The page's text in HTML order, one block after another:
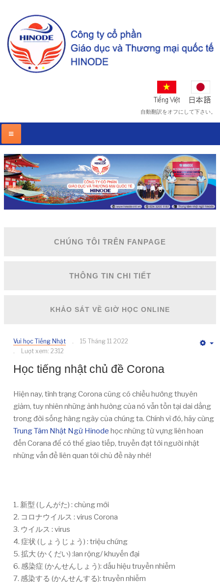
自動翻訳をオフにして下さい。
CHÚNG TÔI TRÊN FANPAGE
THÔNG TIN CHI TIẾT
KHẢO SÁT VỀ GIỜ HỌC ONLINE
Vui học Tiếng Nhật
15 Tháng 11 2022
Lượt xem: 2312
Học tiếng nhật chủ đề Corona
Hiện nay, tình trạng Corona cũng có chiều hướng thuyên
giảm, tuy nhiên những ảnh hưởng của nó vẫn tồn tại dai dẳng
trong đời sống hàng ngày của chúng ta. Chính vì đó, hãy cùng
Trung Tâm Nhật Ngữ Hinode học những từ vựng liên hoan
đến Corana để có thể giao tiếp, truyền đạt tới người nhật
những vấn đề liên quan tới chủ đề này nhé!
1. 新型 (しんがた) : chủng mới
2. コロナウイルス : virus Corona
3. ウイルス : virus
4. 症状 (しょうじょう) : triệu chứng
5. 拡大 (かくだい) :lan rộng/ khuyến đại
6. 感染症 (かんせんしょう): dấu hiệu truyền nhiễm
7. 感染する (かんせんする): truyền nhiễm